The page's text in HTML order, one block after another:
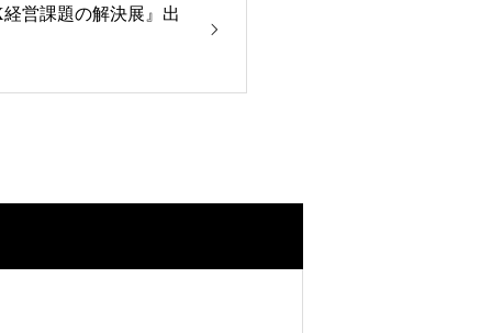
営課題の解決展』出